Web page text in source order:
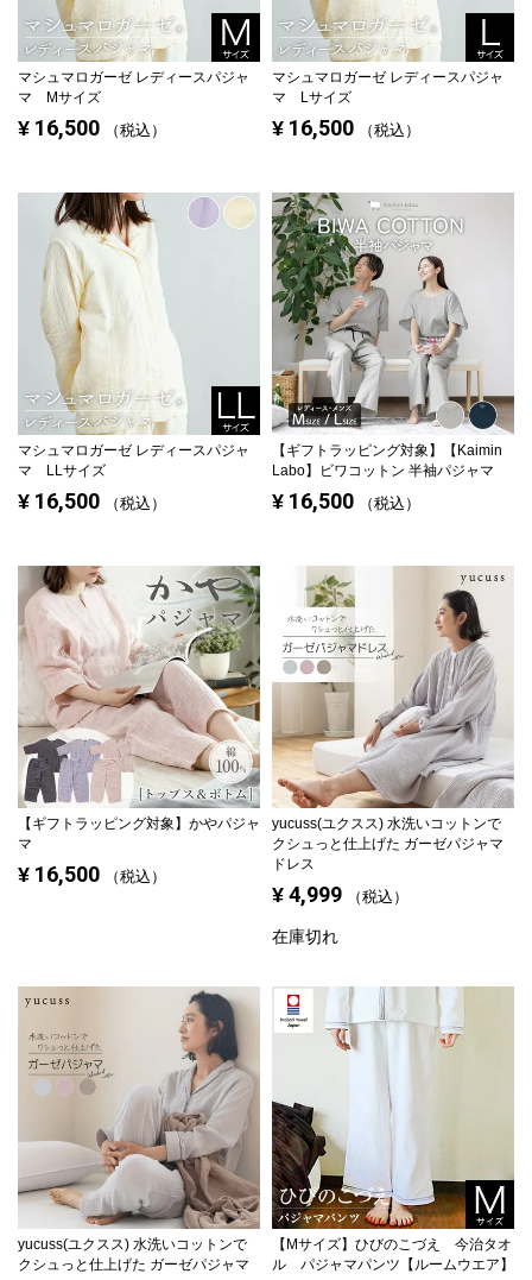
マシュマロガーゼ レディースパジャ
マ Mサイズ
¥ 16,500 税込
マシュマロガーゼ レディースパジャ
マ Lサイズ
¥ 16,500 税込
マシュマロガーゼ レディースパジャ
マ LLサイズ
¥ 16,500 税込
【ギフトラッピング対象】
【Kaimin
Labo】ビワコットン 半袖パジャマ
¥ 16,500 税込
【ギフトラッピング対象】 かやパジャ
マ
¥ 16,500 税込
yucuss(ユクスス) 水洗いコットンで
クシュっと仕上げた ガーゼパジャマ
ドレス
¥ 4,999 税込
在庫切れ
yucuss(ユクスス) 水洗いコットンで
クシュっと仕上げた ガーゼパジャマ
【Mサイズ】 ひびのこづえ 今治タオ
ル パジャマパンツ【ルームウエア】